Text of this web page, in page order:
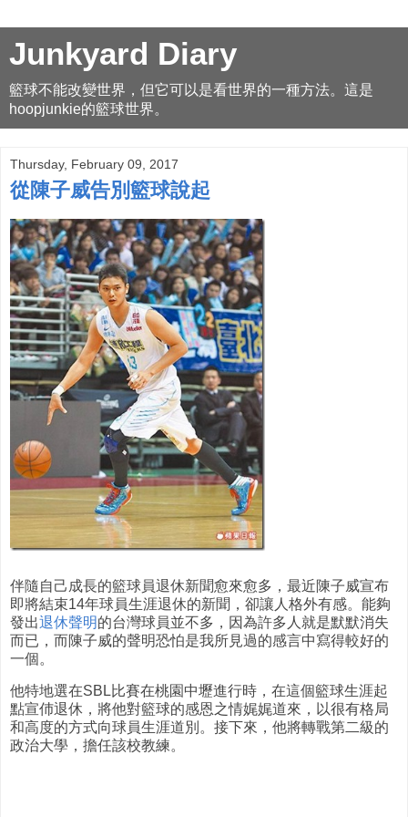
Junkyard Diary
籃球不能改變世界，但它可以是看世界的一種方法。這是
hoopjunkie的籃球世界。
Thursday, February 09, 2017
從陳子威告別籃球說起
伴隨自己成長的籃球員退休新聞愈來愈多，最近陳子威宣布
即將結束14年球員生涯退休的新聞，卻讓人格外有感。能夠
發出退休聲明的台灣球員並不多，因為許多人就是默默消失
而已，而陳子威的聲明恐怕是我所見過的感言中寫得較好的
一個。
他特地選在SBL比賽在桃園中壢進行時，在這個籃球生涯起
點宣伂退休，將他對籃球的感恩之情娓娓道來，以很有格局
和高度的方式向球員生涯道別。接下來，他將轉戰第二級的
政治大學，擔任該校教練。